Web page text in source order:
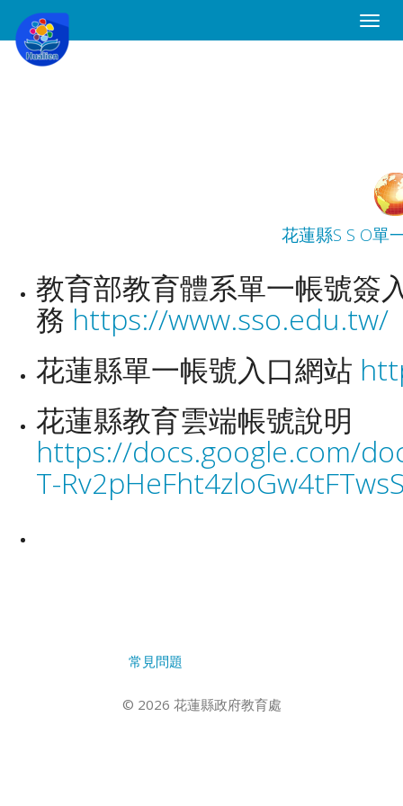
Toggle
花蓮縣S S O單
教育部教育體系單一帳號簽
務 https://www.sso.edu.tw/
花蓮縣單一帳號入口網站
花蓮縣教育雲端帳號說明
https://docs.google.com/
T-
常見問題
© 2026 花蓮縣政府教育處